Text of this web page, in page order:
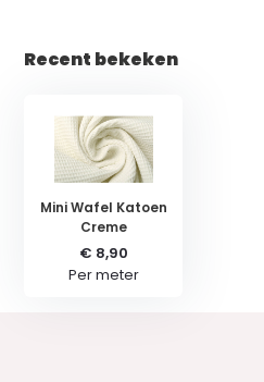
Recent bekeken
Mini Wafel Katoen
Creme
€ 8,90
Per meter